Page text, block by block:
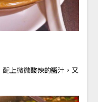
上微微酸辣的醬汁，又